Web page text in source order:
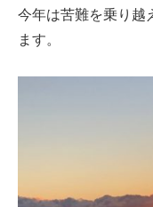
今年は苦難を乗り越
ます。